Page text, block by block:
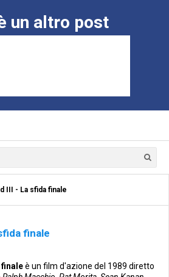
un altro post
III - La sfida finale
finale
finaleè un film d'azione del 1989 diretto